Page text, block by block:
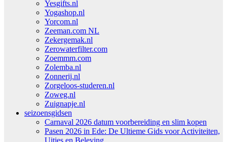
Yesgifts.nl
Yogashop.nl
Yorcom.nl
Zeeman.com NL
Zekergemak.nl
Zerowaterfilter.com
Zoemmm.com
Zolemba.nl
Zonnerij.nl
Zorgeloos-studeren.nl
Zoweg.nl
Zuignapje.nl
seizoensgidsen
Carnaval 2026 datum voorbereiding en slim kopen
Pasen 2026 in Ede: De Ultieme Gids voor Activiteiten,
Uitjes en Beleving